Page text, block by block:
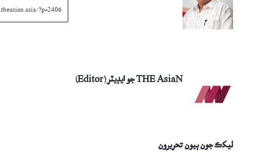
THE AsiaN جو ايڊيٽر (Editor)
ليکڪ جون ٻيون تحريرون